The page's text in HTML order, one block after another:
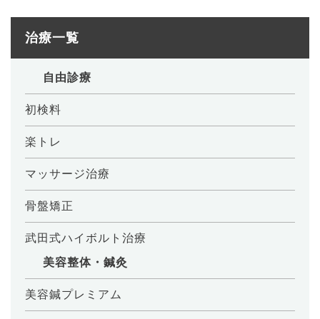
治療一覧
自由診療
初検料
楽トレ
マッサージ治療
骨盤矯正
武田式ハイボルト治療
美容整体・鍼灸
美容鍼プレミアム